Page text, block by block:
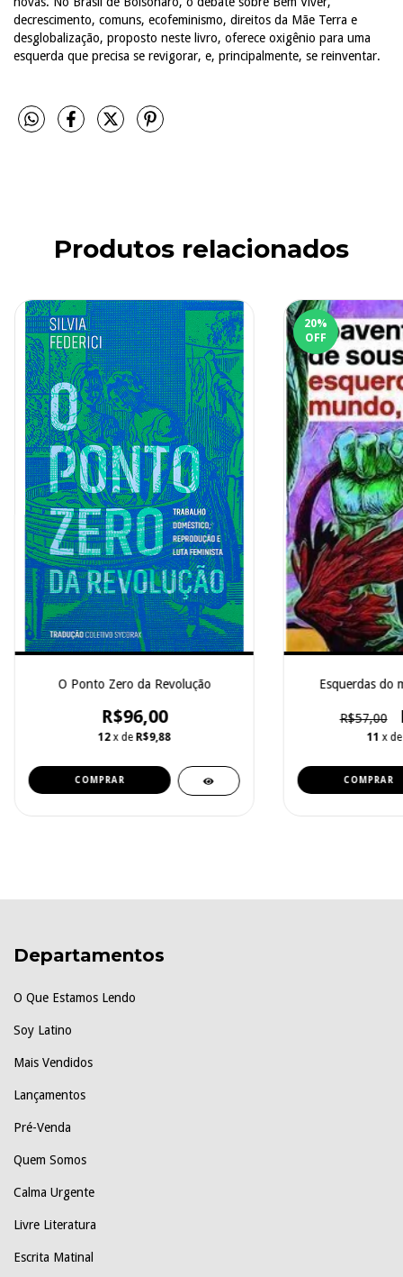
decrescimento, comuns, ecofeminismo, direitos da Mãe Terra e
desglobalização, proposto neste livro, oferece oxigênio para uma
esquerda que precisa se revigorar, e, principalmente, se reinventar.
Produtos relacionados
O Ponto Zero da Revolução
R$96,00
12 x de R$9,88
20%
OFF
Esquerdas do
R$57,00
11 x
Departamentos
O Que Estamos Lendo
Soy Latino
Mais Vendidos
Lançamentos
Pré-Venda
Quem Somos
Calma Urgente
Livre Literatura
Escrita Matinal